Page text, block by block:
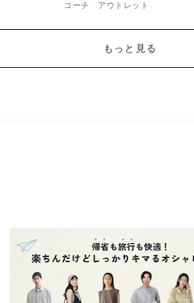
コーチ アウトレット
もっと見る